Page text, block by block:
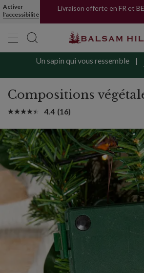
Activer
l'accessibilité
Livraison offerte en FR et
Un sapin qui vous ressemble
Compositions
4.4 (16)
Compositions végétales artificielles en